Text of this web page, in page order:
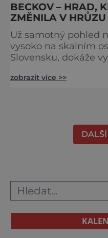
BECKOV – HRAD,
ZMĚNILA V HRŮZU
Už samotný pohled
vysoko na skalním
Slovensku, dokáže
výhled do krajiny, se
zrnko pravdy.
zobrazit více >>
DALŠÍ